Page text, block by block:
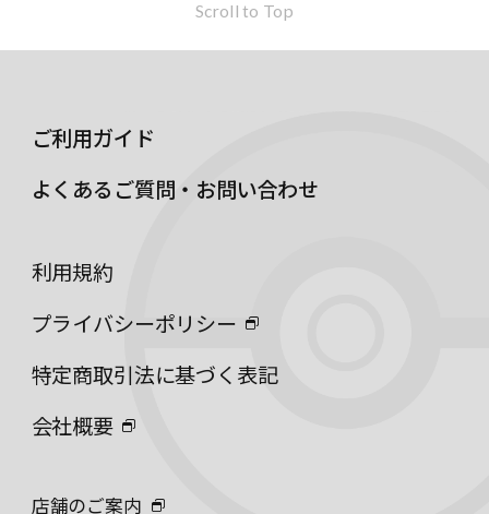
Scroll to Top
ご利用ガイド
よくあるご質問・お問い合わせ
利用規約
プライバシーポリシー
特定商取引法に基づく表記
会社概要
店舗のご案内